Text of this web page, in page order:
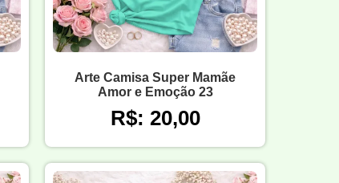
Arte Camisa Super Mamãe
Amor e Emoção 23
R$: 20,00